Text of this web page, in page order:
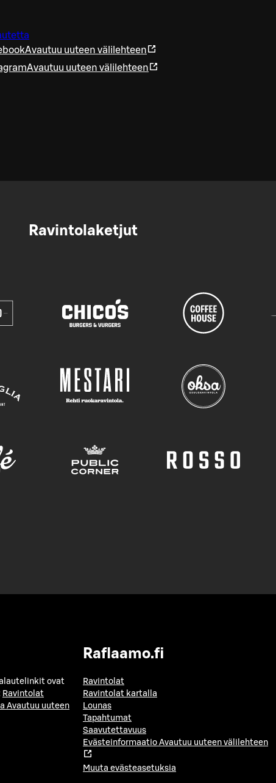
Avautuu uuteen välilehteen
Avautuu uuteen välilehteen
Ravintolaketjut
ovat
Ravintolat
Avautuu uuteen
Raflaamo.fi
Ravintolat
Ravintolat kartalla
Lounas
Tapahtumat
Saavutettavuus
Evästeinformaatio Avautuu uuteen välilehteen
Muuta evästeasetuksia